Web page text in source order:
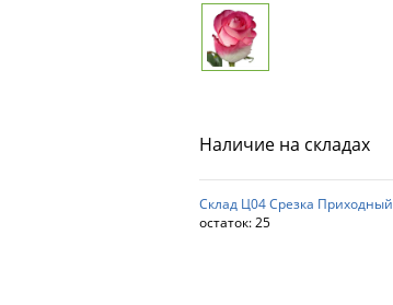
Наличие на складах
Склад Ц04 Срезка Приходный
остаток:25